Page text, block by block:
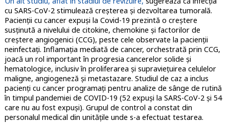
cu SARS-CoV-2 stimulează creșterea și dezvoltarea tumorală.
Pacienții cu cancer expuși la Covid-19 prezintă o creștere
susținută a nivelului de citokine, chemokine și factorilor de
creștere angiogenici (CCG), peste cele observate la pacienții
neinfectați. Inflamația mediată de cancer, orchestrată prin CCG,
joacă un rol important în progresia cancerelor solide și
hematologice, inclusiv în proliferarea și supraviețuirea celulelor
maligne, angiogeneză și metastazare. Studiul de caz a inclus
pacienți cu cancer programați pentru analize de sânge de rutină
în timpul pandemiei de COVID-19 (52 expuși la SARS-CoV-2 și 54
care nu au fost expuși). Grupul de control a constat din
personalul medical din unitățile unde s-a efectuat testarea.